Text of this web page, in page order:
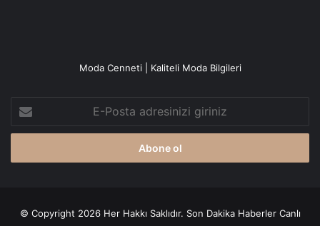
Moda Cenneti | Kaliteli Moda Bilgileri
Posta
adresinizi
© Copyright 2026 Her Hakkı Saklıdır. Son Dakika Haberler Canlı